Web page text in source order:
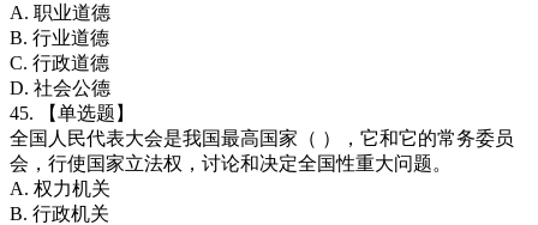
A. 职业道德
B. 行业道德
C. 行政道德
D. 社会公德
45. 【单选题】
全国人民代表大会是我国最高国家（ ），它和它的常务委员
会，行使国家立法权，讨论和决定全国性重大问题。
A. 权力机关
B. 行政机关